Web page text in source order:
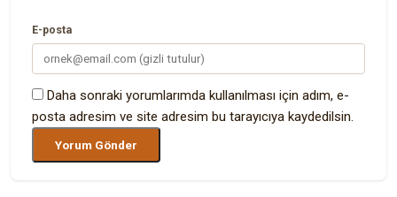
E-posta
Daha sonraki yorumlarımda kullanılması için adım, e-
posta adresim ve site adresim bu tarayıcıya kaydedilsin.